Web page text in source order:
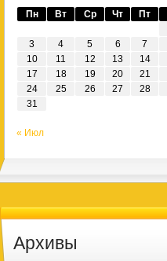
Пн Вт Ср Чт Пт
3
4 5 6 7
10
11 12 13 14
17
18 19 20 21
24
25 26 27 28
31
« Июл
Архивы